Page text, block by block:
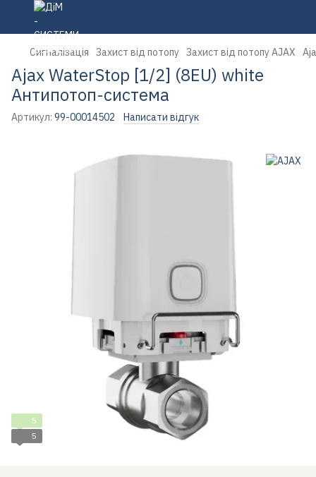
Сигналізація Захист від потопу Захист від потопу AJAX
Ajax WaterStop [1/2] (8EU) white
Антипотоп-система
Артикул: 99-00014502 Написати відгук
5
5